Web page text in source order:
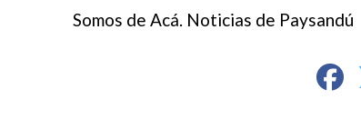
Somos de Acá. Noticias de Paysandú